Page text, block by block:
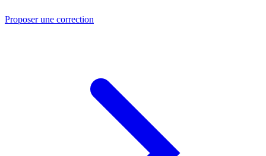
Proposer une correction